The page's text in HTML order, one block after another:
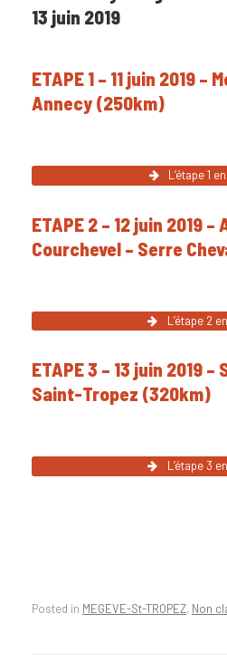
13 juin 2019
ETAPE 1 – 11 juin 2019 –
Annecy (250km)
L’étape 1
ETAPE 2 – 12 juin 2019 –
Courchevel – Serre
L’étape 2
ETAPE 3 – 13 juin 2019
Saint-Tropez (320km)
L’étape 3
Posted in MEGEVE-St-TROPEZ, Non